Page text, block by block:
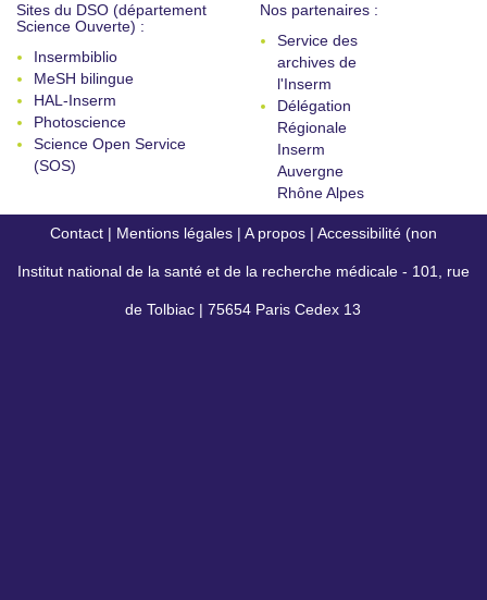
Sites du DSO (département
Science Ouverte) :
Insermbiblio
MeSH bilingue
HAL-Inserm
Photoscience
Science Open Service
(SOS)
Nos partenaires :
Service des
archives de
l'Inserm
Délégation
Régionale
Inserm
Auvergne
Rhône Alpes
Contact | Mentions légales | A propos | Accessibilité (non
conforme)
Institut national de la santé et de la recherche médicale - 101, rue
de Tolbiac | 75654 Paris Cedex 13